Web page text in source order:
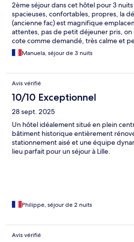
2ème séjour dans cet hôtel pour 3
spacieuses, confortables, propres, la
(ancienne fac) est magnifique
attentes, pas de petit déjeuner pris, on
cote comme demandé, très calme et
séjour le réveil le dimanche matin par
Manuela, séjour de 3 nuits
Avis vérifié
10/10 Exceptionnel
28 sept. 2025
Un hôtel idéalement situé en plein
bâtiment historique entièrement
stationnement aisé et une équipe
lieu parfait pour un séjour à Lille.
Philippe, séjour de 2 nuits
Avis vérifié